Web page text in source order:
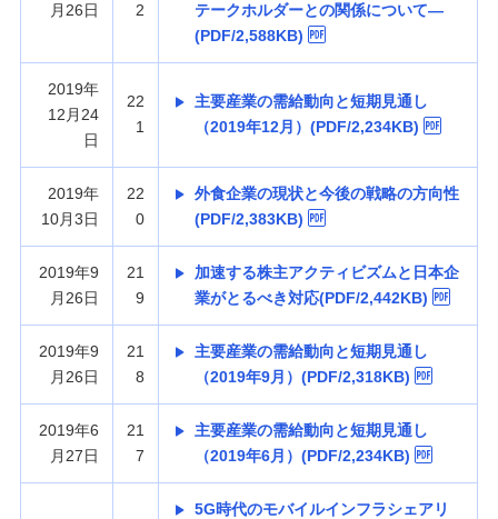
月26日
2
テークホルダーとの関係について—
(PDF/2,588KB)
2019年
12月24
日
22
1
主要産業の需給動向と短期見通し
（2019年12月）(PDF/2,234KB)
2019年
10月3日
22
0
外食企業の現状と今後の戦略の方向性
(PDF/2,383KB)
2019年9
月26日
21
9
加速する株主アクティビズムと日本企
業がとるべき対応(PDF/2,442KB)
2019年9
月26日
21
8
主要産業の需給動向と短期見通し
（2019年9月）(PDF/2,318KB)
2019年6
月27日
21
7
主要産業の需給動向と短期見通し
（2019年6月）(PDF/2,234KB)
5G時代のモバイルインフラシェアリ